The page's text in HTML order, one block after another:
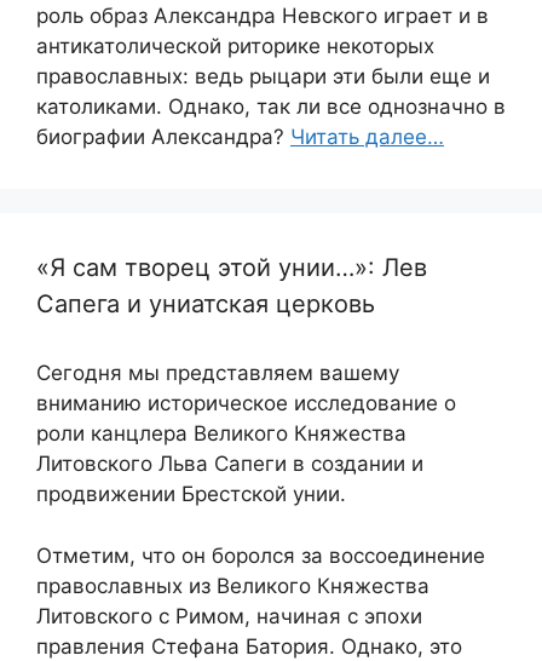
роль образ Александра Невского играет и в
антикатолической риторике некоторых
православных: ведь рыцари эти были еще и
католиками. Однако, так ли все однозначно в
биографии Александра? Читать далее…
«Я сам творец этой унии…»: Лев
Сапега и униатская церковь
Сегодня мы представляем вашему
вниманию историческое исследование о
роли канцлера Великого Княжества
Литовского Льва Сапеги в создании и
продвижении Брестской унии.
Отметим, что он боролся за воссоединение
православных из Великого Княжества
Литовского с Римом, начиная с эпохи
правления Стефана Батория. Однако, это